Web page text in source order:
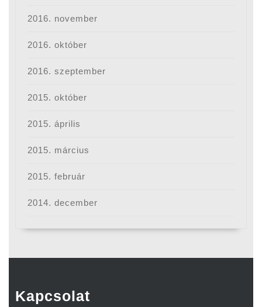
2016. november
2016. október
2016. szeptember
2015. október
2015. április
2015. március
2015. február
2014. december
Kapcsolat